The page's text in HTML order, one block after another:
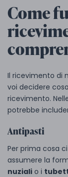
Come
Il ricevimento di
voi decidere
ricevimento.
potrebbe
Antipasti
Per prima cosa
assumere la
nuziali o i